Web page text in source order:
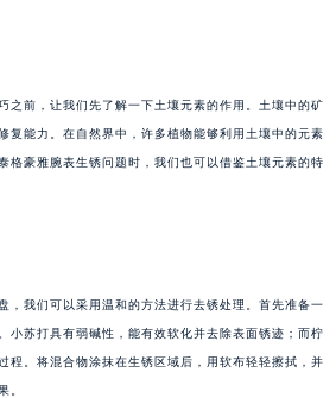
之前，让我们先了解一下土壤元素的作用。土壤中的矿
复能力。在自然界中，许多植物能够利用土壤中的元素
格豪雅腕表生锈问题时，我们也可以借鉴土壤元素的特
，我们可以采用温和的方法进行去锈处理。首先准备一
小苏打具有弱碱性，能有效软化并去除表面锈迹；而柠
程。将混合物涂抹在生锈区域后，用软布轻轻擦拭，并
。